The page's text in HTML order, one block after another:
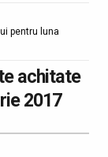
pentru luna
achitate
2017